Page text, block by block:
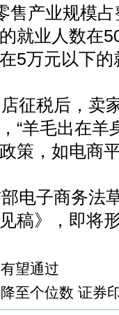
售产业规模
就业人数在
5万元以下
征税后，卖
“羊毛出在羊
策，如电商
电子商务法
稿》，即将
望通过
至个位数 证券